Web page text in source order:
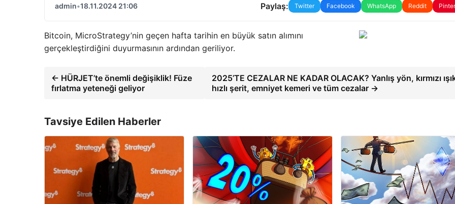
admin•18.11.2024 21:06 Paylaş: Twitter Facebook WhatsApp Reddit
Bitcoin, MicroStrategy’nin geçen hafta tarihin en büyük satın alımını
gerçekleştirdiğini duyurmasının ardından geriliyor.
← HÜRJET’te önemli değişiklik! Füze
fırlatma yeteneği geliyor
2025’TE CEZALAR NE KADAR OLACAK? Yanlış yön, kırmızı
hızlı şerit, emniyet kemeri ve tüm cezalar →
Tavsiye Edilen Haberler